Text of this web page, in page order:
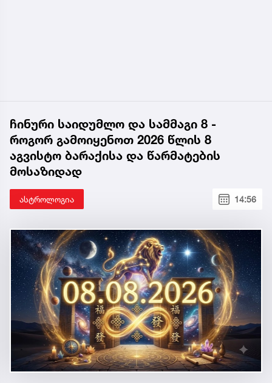
ჩინური საიდუმლო და სამმაგი 8 -
როგორ გამოიყენოთ 2026 წლის 8
აგვისტო ბარაქისა და წარმატების
მოსაზიდად
ასტროლოგია 14:56